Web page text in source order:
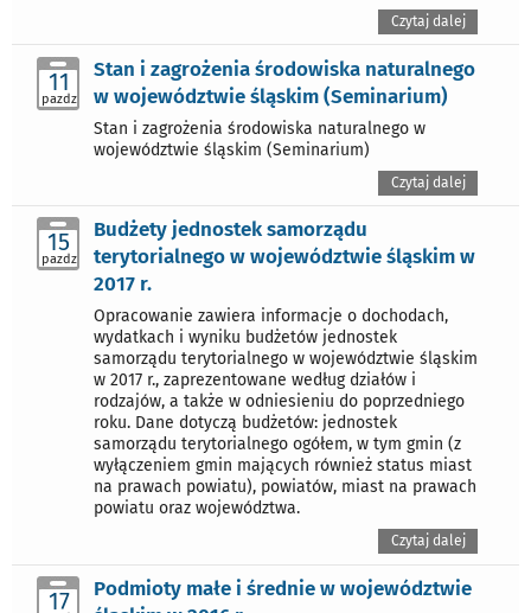
Czytaj dalej
11
pazdz
Stan i zagrożenia środowiska naturalnego
w województwie śląskim (Seminarium)
Stan i zagrożenia środowiska naturalnego w
województwie śląskim (Seminarium)
Czytaj dalej
15
pazdz
Budżety jednostek samorządu
terytorialnego w województwie śląskim w
2017 r.
Opracowanie zawiera informacje o dochodach,
wydatkach i wyniku budżetów jednostek
samorządu terytorialnego w województwie śląskim
w 2017 r., zaprezentowane według działów i
rodzajów, a także w odniesieniu do poprzedniego
roku. Dane dotyczą budżetów: jednostek
samorządu terytorialnego ogółem, w tym gmin (z
wyłączeniem gmin mających również status miast
na prawach powiatu), powiatów, miast na prawach
powiatu oraz województwa.
Czytaj dalej
17
Podmioty małe i średnie w województwie